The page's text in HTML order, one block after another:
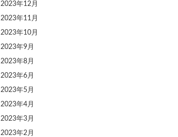
2023年12月
2023年11月
2023年10月
2023年9月
2023年8月
2023年6月
2023年5月
2023年4月
2023年3月
2023年2月